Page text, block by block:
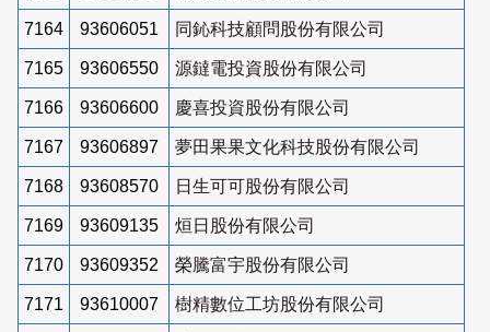
7164 93606051 同鈊科技顧問股份有限公司
7165 93606550 源鐽電投資股份有限公司
7166 93606600 慶喜投資股份有限公司
7167 93606897 夢田果果文化科技股份有限公司
7168 93608570 日生可可股份有限公司
7169 93609135 烜日股份有限公司
7170 93609352 榮騰富宇股份有限公司
7171 93610007 樹精數位工坊股份有限公司